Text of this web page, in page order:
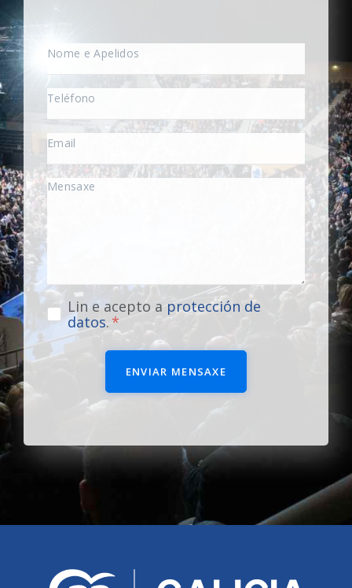
Lin e acepto a protección de
datos.
ENVIAR MENSAXE